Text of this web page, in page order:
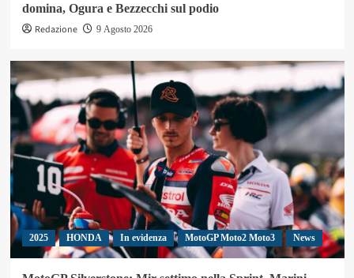
domina, Ogura e Bezzecchi sul podio
Redazione
9 Agosto 2026
2025 HONDA In evidenza MotoGP Moto2 Moto3 News